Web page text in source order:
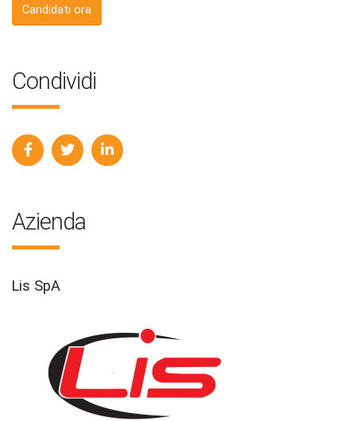
Candidati ora
Condividi
Azienda
Lis SpA